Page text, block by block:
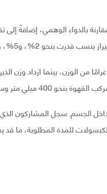
بالدواء الوهمي، إضافةً إلى
و5%، و15% على الترتيب.
خسر المشاركون الذين تناولوا كبسولات مركب القهوة نحو 880 غرامًا من
الجسم. سجل المشاركون
للمدة المطلوبة، ما قد